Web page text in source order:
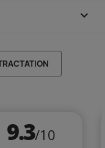
keyboard_arrow_down